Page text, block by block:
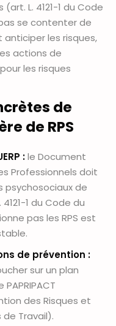
L. 4121-1 du Code
se contenter de
les risques,
actions de
les risques
de
de RPS
:le Document
Professionnels doit
psychosociaux de
1 du Code du
pas les RPS est
de prévention :
sur un plan
des Risques et
Travail).